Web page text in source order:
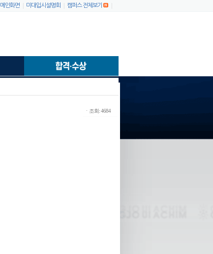
메인화면 미대입시설명회 캠퍼스 전체보기
ㆍ조회: 4684